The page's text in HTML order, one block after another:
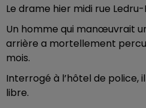
Le drame hier midi rue Ledru-
Un homme qui manœuvrait
arrière a mortellement
mois.
Interrogé à l’hôtel de police,
libre.